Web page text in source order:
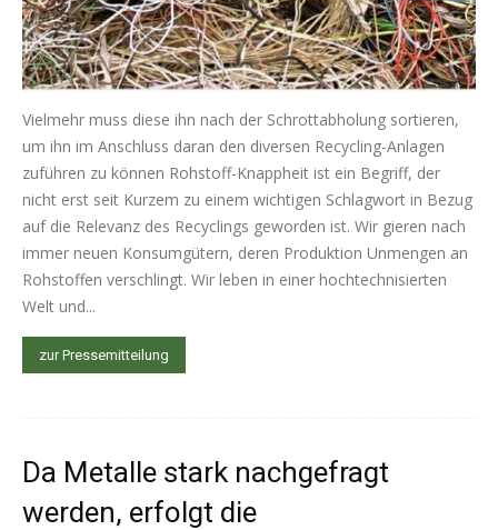
Vielmehr muss diese ihn nach der Schrottabholung sortieren,
um ihn im Anschluss daran den diversen Recycling-Anlagen
zuführen zu können Rohstoff-Knappheit ist ein Begriff, der
nicht erst seit Kurzem zu einem wichtigen Schlagwort in Bezug
auf die Relevanz des Recyclings geworden ist. Wir gieren nach
immer neuen Konsumgütern, deren Produktion Unmengen an
Rohstoffen verschlingt. Wir leben in einer hochtechnisierten
Welt und...
zur Pressemitteilung
Da Metalle stark nachgefragt
werden, erfolgt die